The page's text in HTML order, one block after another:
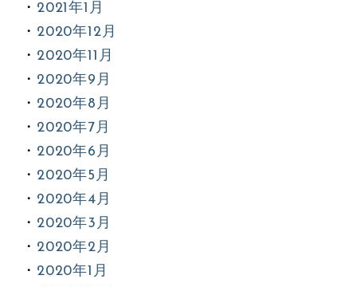
2021年1月
2020年12月
2020年11月
2020年9月
2020年8月
2020年7月
2020年6月
2020年5月
2020年4月
2020年3月
2020年2月
2020年1月